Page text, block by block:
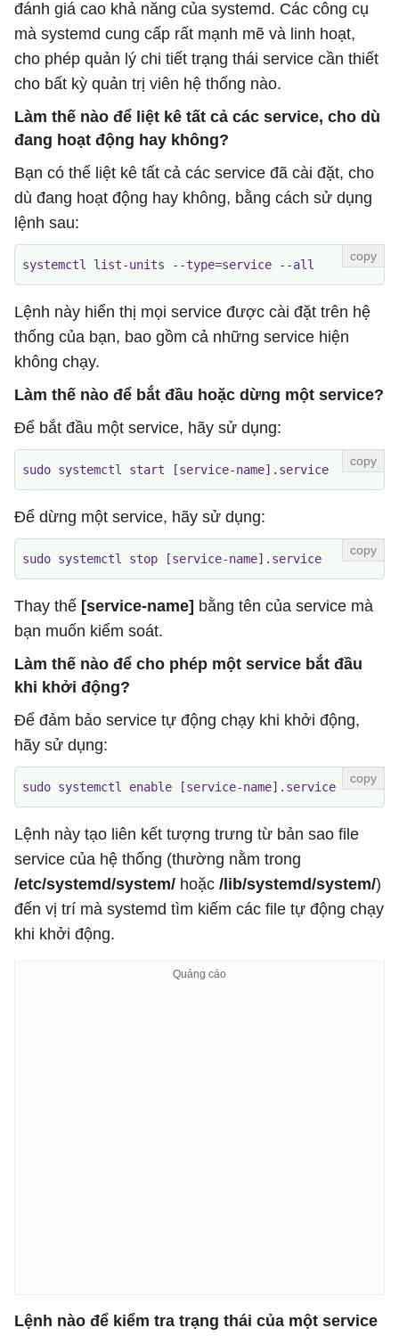
đánh giá cao khả năng của systemd. Các công cụ
mà systemd cung cấp rất mạnh mẽ và linh hoạt,
cho phép quản lý chi tiết trạng thái service cần thiết
cho bất kỳ quản trị viên hệ thống nào.
Làm thế nào để liệt kê tất cả các service, cho dù
đang hoạt động hay không?
Bạn có thể liệt kê tất cả các service đã cài đặt, cho
dù đang hoạt động hay không, bằng cách sử dụng
lệnh sau:
systemctl list-units --type=service --all
Lệnh này hiển thị mọi service được cài đặt trên hệ
thống của bạn, bao gồm cả những service hiện
không chạy.
Làm thế nào để bắt đầu hoặc dừng một service?
Để bắt đầu một service, hãy sử dụng:
sudo systemctl start [service-name].service
Để dừng một service, hãy sử dụng:
sudo systemctl stop [service-name].service
Thay thế [service-name] bằng tên của service mà
bạn muốn kiểm soát.
Làm thế nào để cho phép một service bắt đầu
khi khởi động?
Để đảm bảo service tự động chạy khi khởi động,
hãy sử dụng:
sudo systemctl enable [service-name].service
Lệnh này tạo liên kết tượng trưng từ bản sao file
service của hệ thống (thường nằm trong
/etc/systemd/system/ hoặc /lib/systemd/system/)
đến vị trí mà systemd tìm kiếm các file tự động chạy
khi khởi động.
Lệnh nào để kiểm tra trạng thái của một service